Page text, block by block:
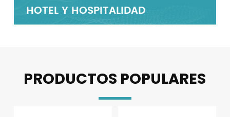
HOTEL Y HOSPITALIDAD
habitaciones, pasillos y baños, son propensas
INDUSTRIA Y FABRICACIÓN
maquinaria y los equipos de los talleres
PROCESAMIENTO DE ALIMENTOS Y
BEBIDAS
residuos de alimentos, líquidos derramados,
manchas de aceite y otros contaminantes se
ATENCIÓN MÉDICA Y HOSPITALES
habitaciones de pacientes, quirófanos,
EDUCACIÓN Y CAMPUS
zonas con alta afluencia de personas, como
TRANSPORTE Y LOGÍSTICA
que experimentan un alto tráfico peatonal y
COMERCIO MINORISTA Y
SUPERMERCADO
tiendas especializadas. Caracterizado por un
alto tráfico peatonal y aglomeraciones, la
CONSTRUCCIÓN Y EDIFICACIÓN
construcción acumulan grandes cantidades
SERVICIOS MUNICIPALES Y
PÚBLICOS
parques, plazas, vehículos de transporte
público y baños públicos, entre otros.
AUTOMOTOR
autos. Los pisos de las líneas de producción y
PRODUCTOS POPULARES